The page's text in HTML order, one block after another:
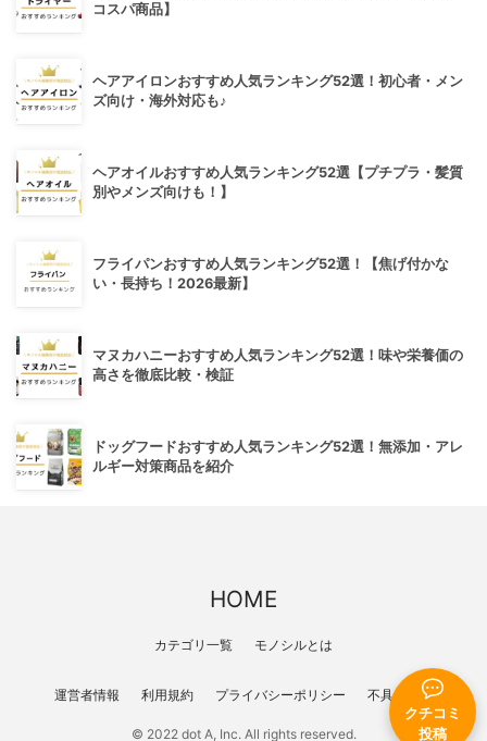
クチコミ
投稿
コスパ商品】
ヘアアイロンおすすめ人気ランキング52選！初心者・メン
ズ向け・海外対応も♪
ヘアオイルおすすめ人気ランキング52選【プチプラ・髪質
別やメンズ向けも！】
フライパンおすすめ人気ランキング52選！【焦げ付かな
い・長持ち！2026最新】
マヌカハニーおすすめ人気ランキング52選！味や栄養価の
高さを徹底比較・検証
ドッグフードおすすめ人気ランキング52選！無添加・アレ
ルギー対策商品を紹介
HOME
カテゴリ一覧 モノシルとは
運営者情報 利用規約 プライバシーポリシー 不具合報告
© 2022 dot A, Inc. All rights reserved.